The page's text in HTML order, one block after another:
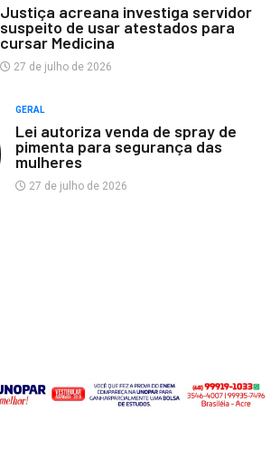
Justiça acreana investiga servidor
suspeito de usar atestados para
cursar Medicina
27 de julho de 2026
GERAL
Lei autoriza venda de spray de
pimenta para segurança das
mulheres
27 de julho de 2026